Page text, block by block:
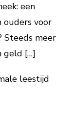
een
ouders voor
Steeds meer
geld […]
leestijd